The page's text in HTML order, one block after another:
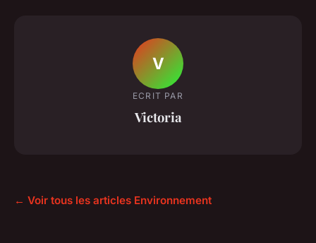
V
ECRIT PAR
Victoria
← Voir tous les articles Environnement